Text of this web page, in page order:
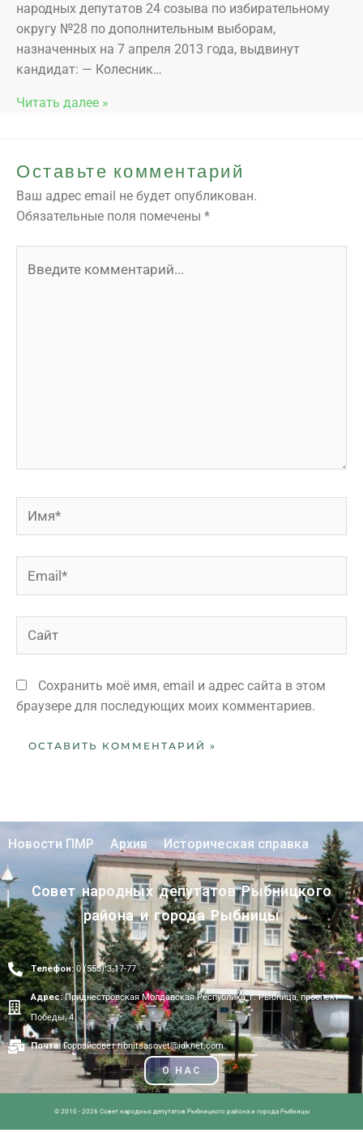
народных депутатов 24 созыва по избирательному
округу №28 по дополнительным выборам,
назначенных на 7 апреля 2013 года, выдвинут
кандидат: — Колесник…
Читать далее »
Оставьте комментарий
Ваш адрес email не будет опубликован.
Обязательные поля помечены *
Сохранить моё имя, email и адрес сайта в этом
браузере для последующих моих комментариев.
Новости ПМР Архив Историческая справка
Совет народных депутатов Рыбницкого
района и города Рыбницы
Телефон:0 (555) 3-17-77
Адрес:Приднестровская Молдавская Республика, г. Рыбница, проспект
Победы, 4.
Почта:Горрайсовет ribnitsasovet@idknet.com
О НАС
© 2010 - 2026 Совет народных депутатов Рыбницкого района и города Рыбницы